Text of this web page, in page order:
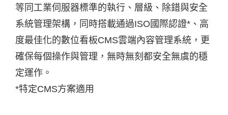
等同工業伺服器標準的執行、層級、除錯與安全
系統管理架構，同時搭載通過ISO國際認證*、高
度最佳化的數位看板CMS雲端內容管理系統，更
確保每個操作與管理，無時無刻都安全無虞的穩
定運作。
*特定CMS方案適用